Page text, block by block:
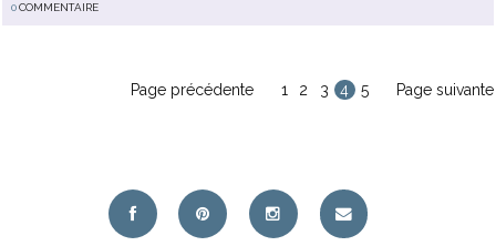
0COMMENTAIRE
Page précédente 1 2 3 4 5 Page suivante